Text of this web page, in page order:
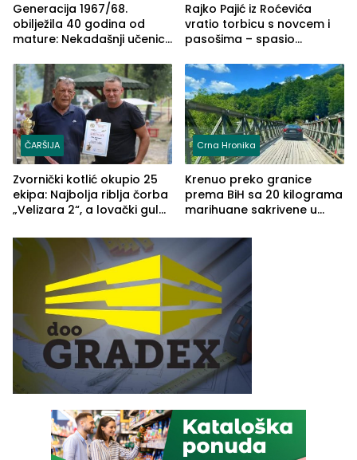
Generacija 1967/68.
obilježila 40 godina od
mature: Nekadašnji učenici
(FOTO)
Rajko Pajić iz Roćevića
vratio torbicu s novcem i
pasošima – spasio
Grčkoj
ČARŠIJA
Zvornički kotlić okupio 25
ekipa: Najbolja riblja čorba
„Velizara 2“, a lovački gulaš
Crna Hronika
Krenuo preko granice
prema BiH sa 20 kilograma
marihuane sakrivene u